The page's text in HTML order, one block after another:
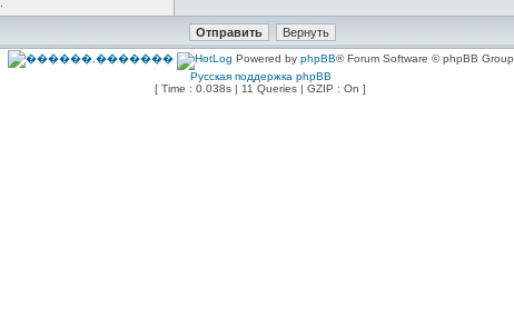
Powered by phpBB® Forum Software © phpBB Group
Русская поддержка phpBB
[ Time : 0.038s | 11 Queries | GZIP : On ]